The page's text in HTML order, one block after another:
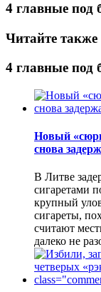
4 главные под
Читайте также
4 главные под
Новый
снова
В Литве
сигаретами
крупный
сигареты,
считают
далеко не